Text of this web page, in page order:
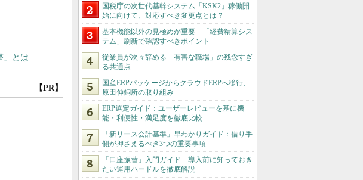
【PR】
国税庁の次世代基幹システム「KSK2」稼働開
始に向けて、対応すべき変更点とは？
基本機能以外の見極めが重要 「経費精算シス
テム」刷新で確認すべきポイント
従業員が次々辞める「有害な職場」の残念すぎ
る共通点
国産ERPパッケージからクラウドERPへ移行、
原田伸銅所の取り組み
ERP選定ガイド：ユーザーレビューを基に機
能・利便性・満足度を徹底比較
「新リース会計基準」早わかりガイド：借り手
側が押さえるべき3つの重要事項
「口座振替」入門ガイド 導入前に知っておき
たい運用ハードルを徹底解説